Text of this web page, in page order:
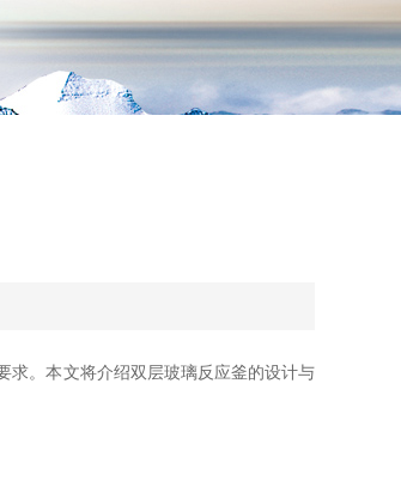
求。本文将介绍双层玻璃反应釜的设计与